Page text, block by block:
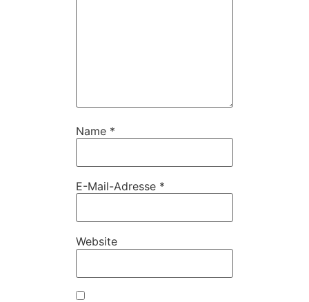
Name *
E-Mail-Adresse *
Website